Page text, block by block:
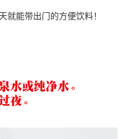
就能带出门的方便饮料！